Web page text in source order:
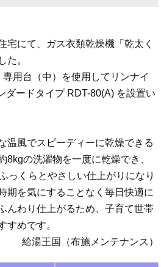
宅にて、ガス衣類乾燥機「乾太く
た。
用台（中）を使用してリンナイ
ダードタイプ RDT-80(A) を設置い
温風でスピーディーに乾燥できる
8kgの洗濯物を一度に乾燥でき、
っくらとやさしい仕上がりになり
期を気にすることなく毎日快適に
んわり仕上がるため、子育て世帯
すめです。
給湯王国（布施メンテナンス）